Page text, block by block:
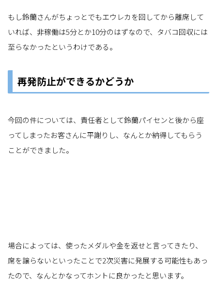
もし鈴蘭さんがちょっとでもエウレカを回してから離席して
いれば、非稼働は5分とか10分のはずなので、タバコ回収には
至らなかったというわけである。
再発防止ができるかどうか
今回の件については、責任者として鈴蘭パイセンと後から座
ってしまったお客さんに平謝りし、なんとか納得してもらう
ことができました。
場合によっては、使ったメダルや金を返せと言ってきたり、
席を譲らないといったことで2次災害に発展する可能性もあっ
たので、なんとかなってホントに良かったと思います。